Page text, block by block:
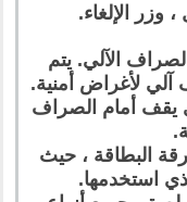
وزر الإلغاء.
الآلي. يتم
لأغراض أمنية.
يقف أمام الصراف
البطاقة ، حيث
استخدمها.